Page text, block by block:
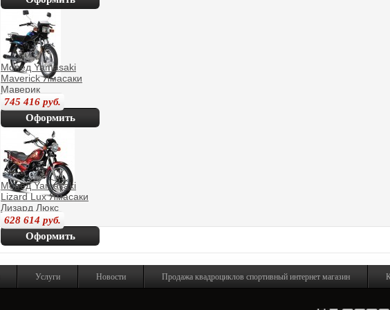
покупку
Мопед Yamasaki
Maverick Ямасаки
Маверик
745 416 руб.
Оформить
покупку
Мопед Yamasaki
Lizard Lux Ямасаки
Лизард Люкс
628 614 руб.
Оформить
покупку
Услуги Новости Продажа квадроциклов спортивный интернет магазин